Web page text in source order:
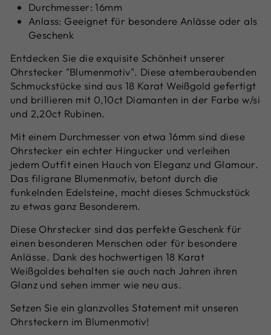
Durchmesser: 16mm
Anlass: Geeignet für besondere Anlässe oder als
Geschenk
Entdecken Sie die exquisite Schönheit unserer
Ohrstecker "Blumenmotiv". Diese atemberaubenden
Schmuckstücke sind aus 18 Karat Weißgold gefertigt
und brillieren mit 0,10ct Diamanten in der Farbe w/si
und 2,20ct Rubinen.
Mit einem Durchmesser von etwa 16mm sind diese
Ohrstecker ein echter Hingucker und verleihen
jedem Outfit einen Hauch von Eleganz und Glamour.
Das filigrane Blumenmotiv, betont durch die
funkelnden Edelsteine, macht dieses Schmuckstück
zu etwas ganz Besonderem.
Diese Ohrstecker sind das perfekte Geschenk für
einen besonderen Menschen oder für besondere
Anlässe. Dank des hochwertigen 18 Karat
Weißgoldes behalten sie auch nach Jahren ihren
Glanz und sehen immer wie neu aus.
Setzen Sie ein glanzvolles Statement mit unseren
Ohrsteckern im Blumenmotiv!